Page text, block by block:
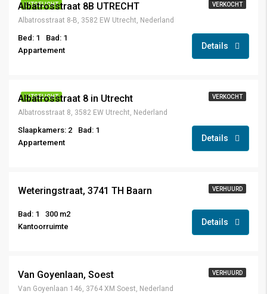
UITGELICHT VERKOCHT
Albatrosstraat 8B UTRECHT
Albatrosstraat 8-B, 3582 EW Utrecht, Nederland
Bed: 1
Bad: 1
Appartement
Details
UITGELICHT VERKOCHT
Albatrosstraat 8 in Utrecht
Albatrosstraat 8, 3582 EW Utrecht, Nederland
Slaapkamers: 2
Bad: 1
Appartement
Details
VERHUURD
Weteringstraat, 3741 TH Baarn
Bad: 1
300 m2
Kantoorruimte
Details
VERHUURD
Van Goyenlaan, Soest
Van Goyenlaan 146, 3764 XM Soest, Nederland